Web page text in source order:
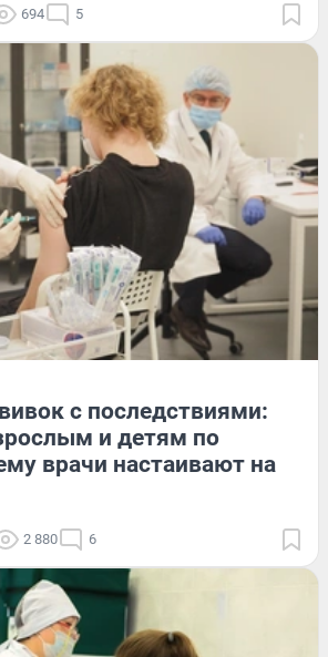
694 5
с последствиями:
и детям по
врачи настаивают на
2 880 6